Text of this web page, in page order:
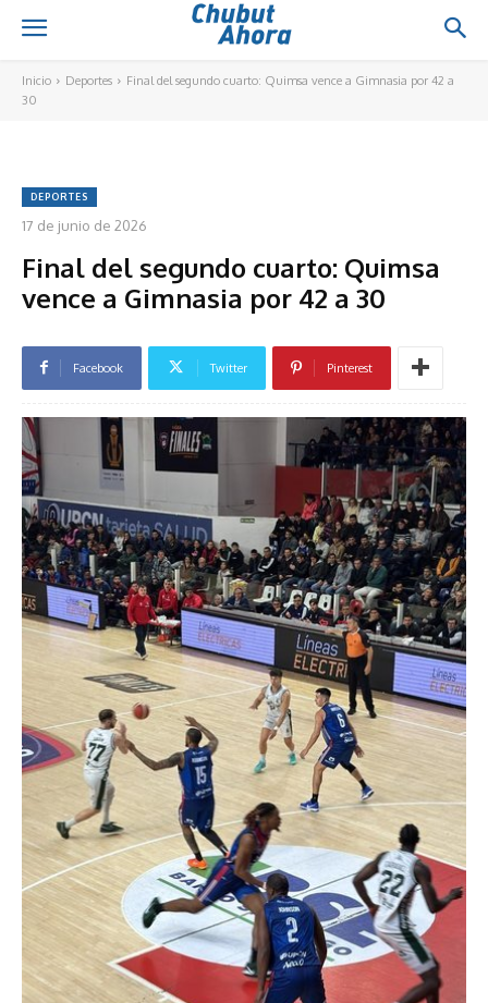
Inicio Deportes
Final del segundo cuarto: Quimsa vence a Gimnasia por 42 a
30
DEPORTES
17 de junio de 2026
Final del segundo cuarto: Quimsa
vence a Gimnasia por 42 a 30
Facebook Twitter Pinterest